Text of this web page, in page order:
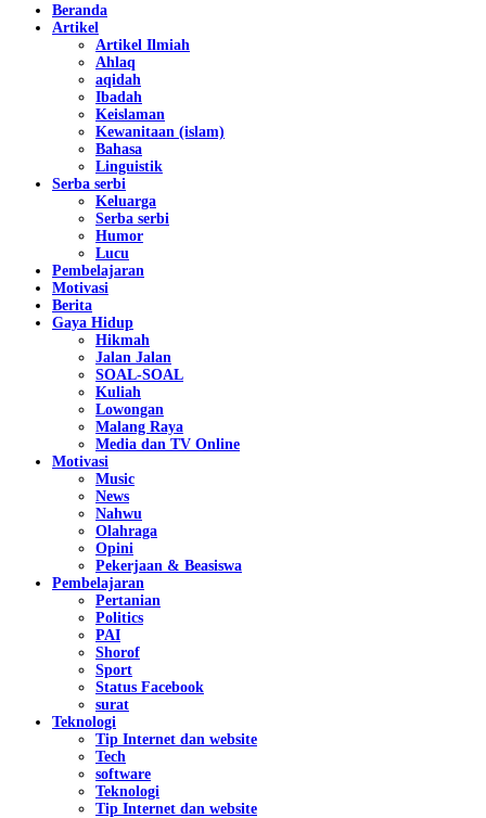
Beranda
Artikel
Artikel Ilmiah
Ahlaq
aqidah
Ibadah
Keislaman
Kewanitaan (islam)
Bahasa
Linguistik
Serba serbi
Keluarga
Serba serbi
Humor
Lucu
Pembelajaran
Motivasi
Berita
Gaya Hidup
Hikmah
Jalan Jalan
SOAL-SOAL
Kuliah
Lowongan
Malang Raya
Media dan TV Online
Motivasi
Music
News
Nahwu
Olahraga
Opini
Pekerjaan & Beasiswa
Pembelajaran
Pertanian
Politics
PAI
Shorof
Sport
Status Facebook
surat
Teknologi
Tip Internet dan website
Tech
software
Teknologi
Tip Internet dan website